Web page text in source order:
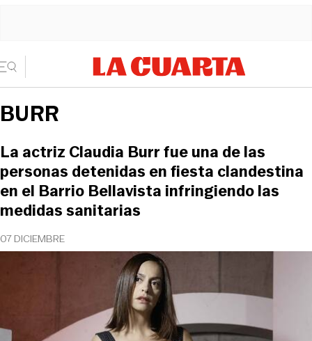
BURR
07 DICIEMBRE
La actriz Claudia Burr fue una de las
personas detenidas en fiesta clandestina
en el Barrio Bellavista infringiendo las
medidas sanitarias